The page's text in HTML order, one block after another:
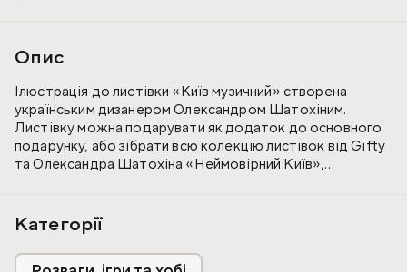
Опис
Ілюстрація до листівки «Київ музичний» створена
українським дизанером Олександром Шатохіним.
Листівку можна подарувати як додаток до основного
подарунку, або зібрати всю колекцію листівок від Gifty
та Олександра Шатохіна «Неймовірний Київ»,
Київ музичний — про музику великого міста, від вуличних
музикантів до джазових оркестрів у ботанічному саду,
Категорії